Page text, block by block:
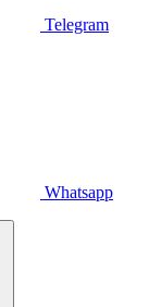
Telegram
Whatsapp